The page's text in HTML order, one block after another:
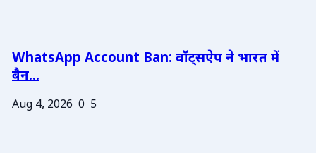
WhatsApp Account Ban: वॉट्सऐप ने भारत में
बैन...
Aug 4, 2026 0 5